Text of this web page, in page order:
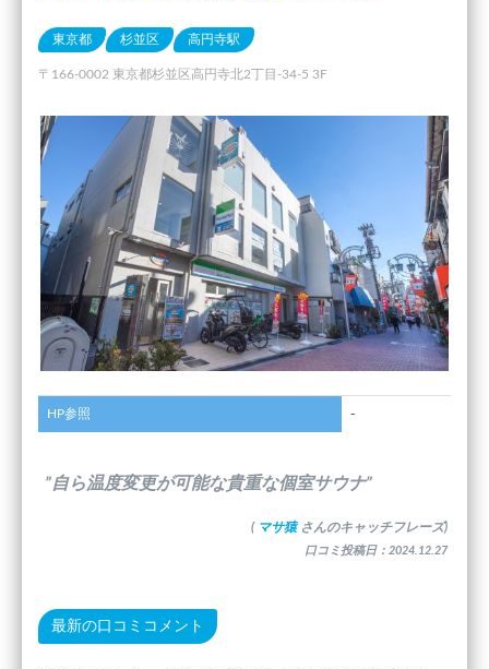
東京都 杉並区 高円寺駅
〒166-0002 東京都杉並区高円寺北2丁目-34-5 3F
HP参照 -
”自ら温度変更が可能な貴重な個室サウナ”
( マサ猿 さんのキャッチフレーズ)
口コミ投稿日：2024.12.27
最新の口コミコメント